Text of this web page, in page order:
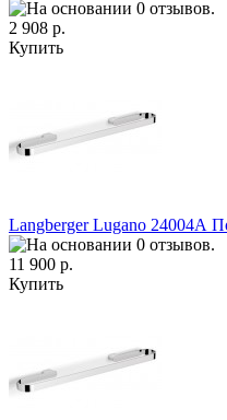
2 908 р.
Купить
Langberger Lugano 24004А
11 900 р.
Купить